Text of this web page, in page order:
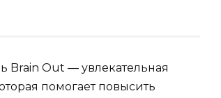
Brain Out — увлекательная
помогает повысить